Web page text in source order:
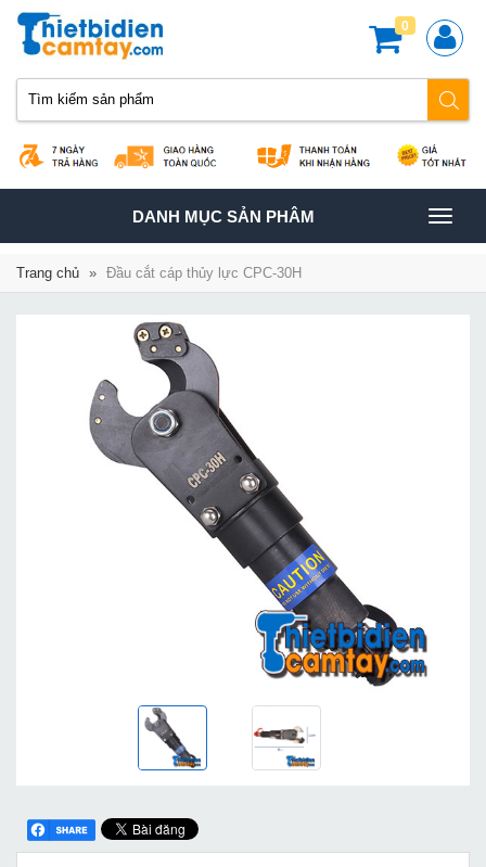
0
TOGGLE
NAVIGATION
DANH MỤC SẢN PHÂM
Trang chủ » Đầu cắt cáp thủy lực CPC-30H